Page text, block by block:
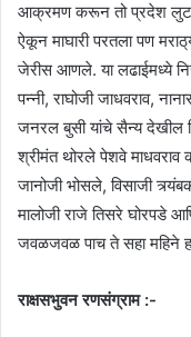
आक्रमण करून तो प्रदेश
ऐकून माघारी परतला पण
जेरीस आणले. या लढाईमध्ये
पन्नी, राघोजी जाधवराव,
जनरल बुसी यांचे सैन्य देखील
श्रीमंत थोरले पेशवे माधवराव
जानोजी भोसले, विसाजी
मालोजी राजे तिसरे घोरपडे
जवळजवळ पाच ते सहा महिने
राक्षसभुवन रणसंग्राम :-